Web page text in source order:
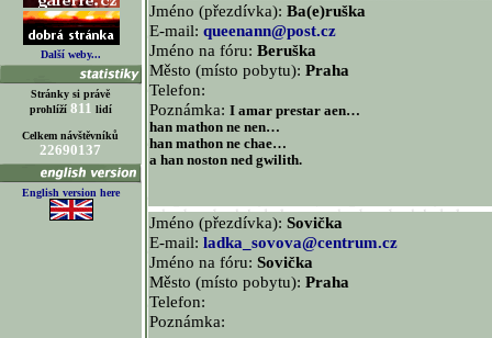
Další weby...
Stránky si právě
prohlíží 811 lidí
Celkem návštěvníků
22690137
English version here
Jméno (přezdívka): Ba(e)ruška
E-mail: queenann@post.cz
Jméno na fóru: Beruška
Město (místo pobytu): Praha
Telefon:
Poznámka: I amar prestar aen…
han mathon ne nen…
han mathon ne chae…
a han noston ned gwilith.
Jméno (přezdívka): Sovička
E-mail: ladka_sovova@centrum.cz
Jméno na fóru: Sovička
Město (místo pobytu): Praha
Telefon:
Poznámka: